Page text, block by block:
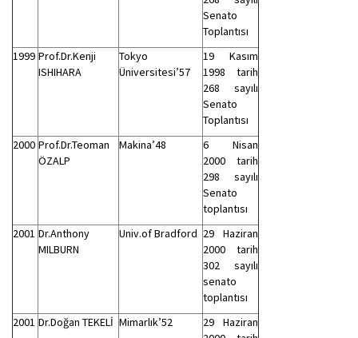
Senato
Toplantısı
1999 Prof.Dr.Kenji
ISHIHARA
Tokyo
Üniversitesi’57
19 Kasım
1998 tarih
268 sayılı
Senato
Toplantısı
2000 Prof.Dr.Teoman
ÖZALP
Makina’48
6 Nisan
2000 tarih
298 sayılı
Senato
toplantısı
2001 Dr.Anthony
MILBURN
Univ.of Bradford 29 Haziran
2000 tarih
302 sayılı
senato
toplantısı
2001 Dr.Doğan TEKELİ Mimarlık’52
29 Haziran